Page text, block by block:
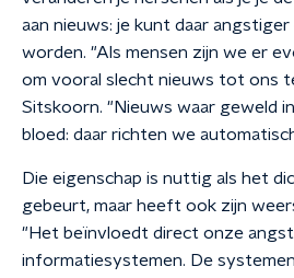
aan nieuws: je kunt daar
worden. "Als mensen zijn we er
om vooral slecht nieuws tot ons
Sitskoorn. "Nieuws waar geweld
bloed: daar richten we
Die eigenschap is nuttig als het
gebeurt, maar heeft ook zijn
"Het beïnvloedt direct onze
informatiesystemen. De